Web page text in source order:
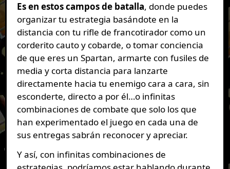
Es en estos campos de batalla, donde puedes
organizar tu estrategia basándote en la
distancia con tu rifle de francotirador como un
corderito cauto y cobarde, o tomar conciencia
de que eres un Spartan, armarte con fusiles de
media y corta distancia para lanzarte
directamente hacia tu enemigo cara a cara, sin
esconderte, directo a por él…o infinitas
combinaciones de combate que solo los que
han experimentado el juego en cada una de
sus entregas sabrán reconocer y apreciar.
Y así, con infinitas combinaciones de